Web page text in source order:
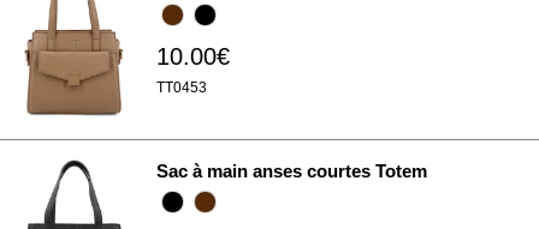
10.00€
TT0453
Sac à main anses courtes Totem